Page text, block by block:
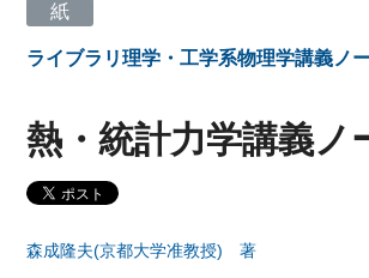
紙
ライブラリ理学・工学系物理学講義ノ
熱・統計力学講義ノ
森成隆夫(京都大学准教授) 著